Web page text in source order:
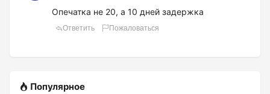
Опечатка не 20, а 10 дней задержка
Ответить Пожаловаться
Популярное